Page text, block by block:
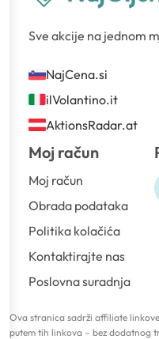
Sve akcije na jednom
NajCena.si
ilVolantino.it
AktionsRadar.at
Moj račun
Moj račun
Obrada podataka
Politika kolačića
Kontaktirajte nas
Poslovna suradnja
Ova stranica sadrži affiliate
putem tih linkova – bez dodatnog